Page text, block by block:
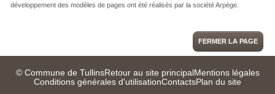
développement des modèles de pages ont été réalisés par la société Arpège.
FERMER LA PAGE
© Commune de TullinsRetour au site principalMentions légales
Conditions générales d'utilisationContactsPlan du site